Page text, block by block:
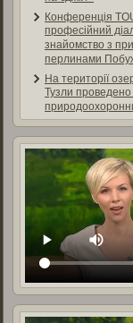
Конференція
професійний
знайомство з
перлинами
На території
Тузли